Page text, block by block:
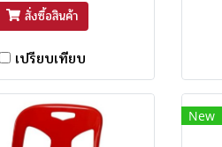
สั่งซื้อสินค้า
เปรียบเทียบ
New